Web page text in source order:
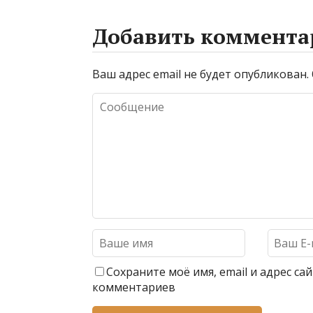
Добавить
Ваш адрес email не будет опубликован.
Сохраните моё имя, email и адрес
комментариев